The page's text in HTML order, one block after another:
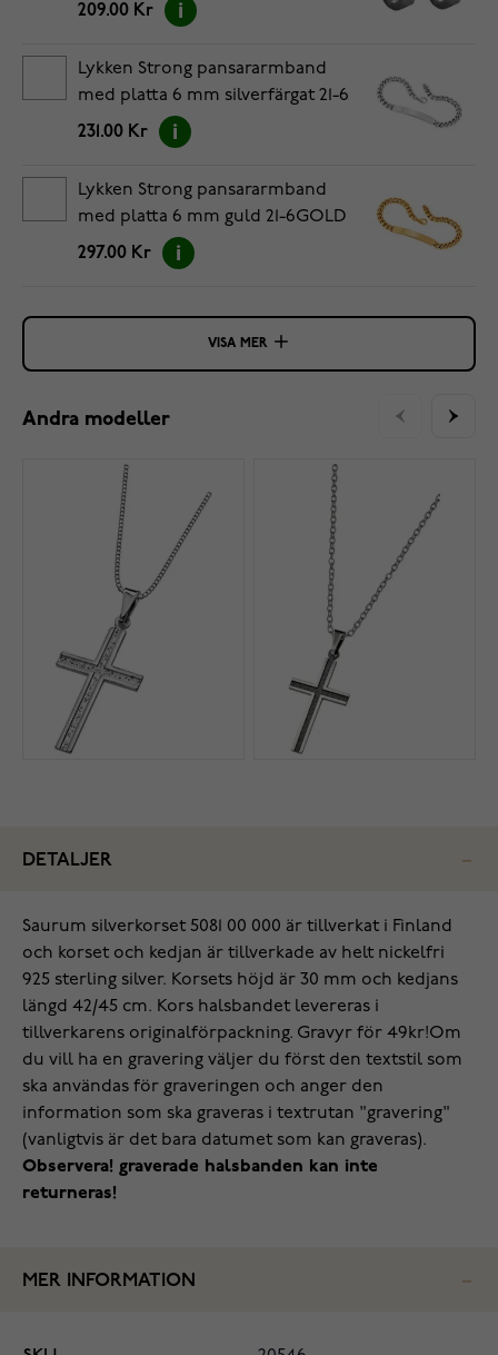
209.00 Kr
Lykken Strong pansararmband
med platta 6 mm silverfärgat 21-6
231.00 Kr
Lykken Strong pansararmband
med platta 6 mm guld 21-6GOLD
297.00 Kr
VISA MER
Andra modeller
DETALJER
Saurum silverkorset 5081 00 000 är tillverkat i Finland
och korset och kedjan är tillverkade av helt nickelfri
925 sterling silver. Korsets höjd är 30 mm och kedjans
längd 42/45 cm. Kors halsbandet levereras i
tillverkarens originalförpackning. Gravyr för 49kr!Om
du vill ha en gravering väljer du först den textstil som
ska användas för graveringen och anger den
information som ska graveras i textrutan "gravering"
(vanligtvis är det bara datumet som kan graveras).
Observera! graverade halsbanden kan inte
returneras!
MER INFORMATION